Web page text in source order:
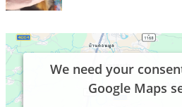
We need your
Google Maps